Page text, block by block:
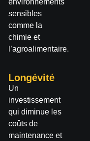
environnements
sensibles
comme la
chimie et
l’agroalimentaire.
Longévité
Un
investissement
qui diminue les
coûts de
maintenance et